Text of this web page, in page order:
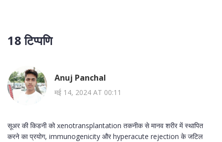
18 टिप्पणि
Anuj Panchal
मई 14, 2024 AT 00:11
सूअर की किडनी को xenotransplantation तकनीक से मानव शरीर में स्थापित
करने का प्रयोग, immunogenicity और hyperacute rejection के जटिल